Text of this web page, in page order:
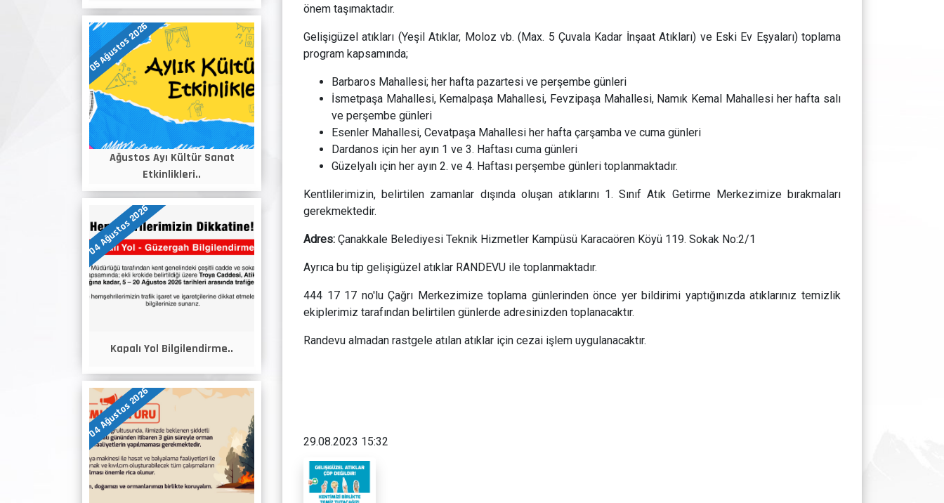
05 Ağustos 2026
Ağustos Ayı Kültür Sanat
Etkinlikleri..
04 Ağustos 2026
Kapalı Yol Bilgilendirme..
04 Ağustos 2026
önem taşımaktadır.
Gelişigüzel atıkları (Yeşil Atıklar, Moloz vb. (Max. 5 Çuvala Kadar İnşaat Atıkları) ve Eski Ev Eşyaları) toplama
program kapsamında;
Barbaros Mahallesi; her hafta pazartesi ve perşembe günleri
İsmetpaşa Mahallesi, Kemalpaşa Mahallesi, Fevzipaşa Mahallesi, Namık Kemal Mahallesi her hafta salı
ve perşembe günleri
Esenler Mahallesi, Cevatpaşa Mahallesi her hafta çarşamba ve cuma günleri
Dardanos için her ayın 1 ve 3. Haftası cuma günleri
Güzelyalı için her ayın 2. ve 4. Haftası perşembe günleri toplanmaktadır.
Kentlilerimizin, belirtilen zamanlar dışında oluşan atıklarını 1. Sınıf Atık Getirme Merkezimize bırakmaları
gerekmektedir.
Adres: Çanakkale Belediyesi Teknik Hizmetler Kampüsü Karacaören Köyü 119. Sokak No:2/1
Ayrıca bu tip gelişigüzel atıklar RANDEVU ile toplanmaktadır.
444 17 17 no'lu Çağrı Merkezimize toplama günlerinden önce yer bildirimi yaptığınızda atıklarınız temizlik
ekiplerimiz tarafından belirtilen günlerde adresinizden toplanacaktır.
Randevu almadan rastgele atılan atıklar için cezai işlem uygulanacaktır.
29.08.2023 15:32